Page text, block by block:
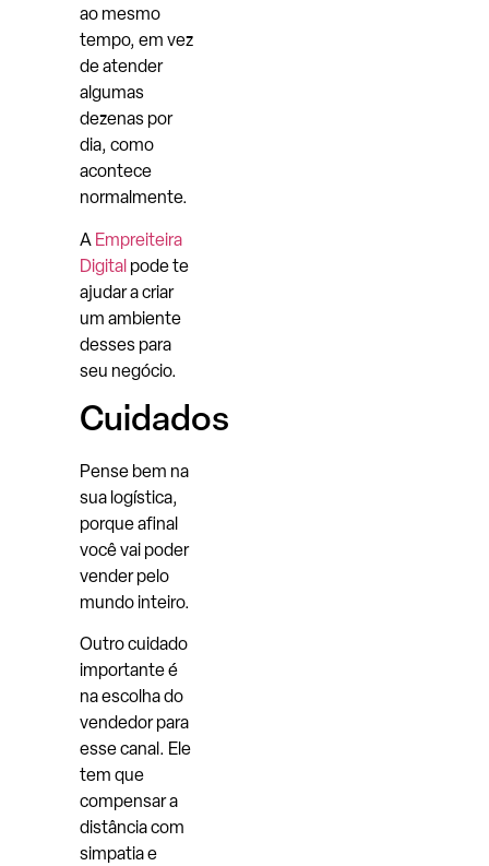
ao mesmo
tempo, em vez
de atender
algumas
dezenas por
dia, como
acontece
normalmente.
A Empreiteira
Digital pode te
ajudar a criar
um ambiente
desses para
seu negócio.
Cuidados
Pense bem na
sua logística,
porque afinal
você vai poder
vender pelo
mundo inteiro.
Outro cuidado
importante é
na escolha do
vendedor para
esse canal. Ele
tem que
compensar a
distância com
simpatia e